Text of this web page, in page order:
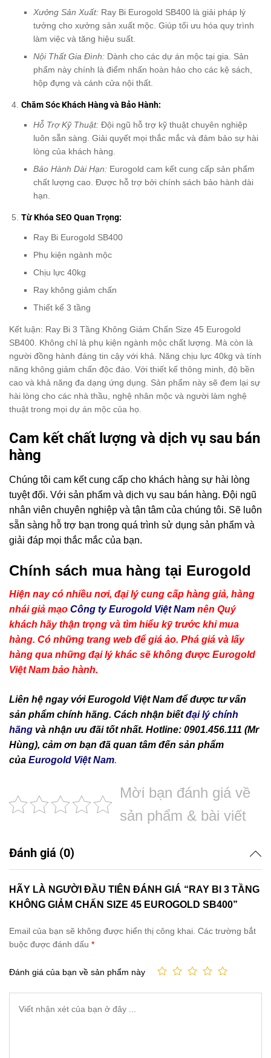
Xưởng Sản Xuất: Ray Bi Eurogold SB400 là giải pháp lý
tưởng cho xưởng sản xuất mộc. Giúp tối ưu hóa quy trình
làm việc và tăng hiệu suất.
Nội Thất Gia Đình: Dành cho các dự án mộc tại gia. Sản
phẩm này chính là điểm nhấn hoàn hảo cho các kệ sách,
hộp đựng và cánh cửa nội thất.
Chăm Sóc Khách Hàng và Bảo Hành:
Hỗ Trợ Kỹ Thuật: Đội ngũ hỗ trợ kỹ thuật chuyên nghiệp
luôn sẵn sàng. Giải quyết mọi thắc mắc và đảm bảo sự hài
lòng của khách hàng.
Bảo Hành Dài Hạn: Eurogold cam kết cung cấp sản phẩm
chất lượng cao. Được hỗ trợ bởi chính sách bảo hành dài
hạn.
Từ Khóa SEO Quan Trọng:
Ray Bi Eurogold SB400
Phụ kiện ngành mộc
Chịu lực 40kg
Ray không giảm chấn
Thiết kế 3 tầng
Kết luận: Ray Bi 3 Tầng Không Giảm Chấn Size 45 Eurogold
SB400. Không chỉ là phụ kiện ngành mộc chất lượng. Mà còn là
người đồng hành đáng tin cậy với khả. Năng chịu lực 40kg và tính
năng không giảm chấn độc đáo. Với thiết kế thông minh, độ bền
cao và khả năng đa dạng ứng dụng. Sản phẩm này sẽ đem lại sự
hài lòng cho các nhà thầu, nghệ nhân mộc và người làm nghệ
thuật trong mọi dự án mộc của họ.
Cam kết chất lượng và dịch vụ sau bán
hàng
Chúng tôi cam kết cung cấp cho khách hàng sự hài lòng
tuyệt đối. Với sản phẩm và dịch vụ sau bán hàng. Đội ngũ
nhân viên chuyên nghiệp và tận tâm của chúng tôi. Sẽ luôn
sẵn sàng hỗ trợ bạn trong quá trình sử dụng sản phẩm và
giải đáp mọi thắc mắc của bạn.
Chính sách mua hàng tại Eurogold
Hiện nay có nhiều nơi, đại lý cung cấp hàng giả, hàng
nhái giả mạo Công ty Eurogold Việt Nam nên Quý
khách hãy thận trọng và tìm hiểu kỹ trước khi mua
hàng. Có những trang web để giá ảo. Phá giá và lấy
hàng qua những đại lý khác sẽ không được Eurogold
Việt Nam bảo hành.
Liên hệ ngay với Eurogold Việt Nam để được tư vấn
sản phẩm chính hãng. Cách nhận biết đại lý chính
hãng và nhận ưu đãi tốt nhất. Hotline: 0901.456.111 (Mr
Hùng), cảm ơn bạn đã quan tâm đến sản phẩm
của Eurogold Việt Nam.
Mời bạn đánh giá về
sản phẩm & bài viết
Đánh giá (0)
HÃY LÀ NGƯỜI ĐẦU TIÊN ĐÁNH GIÁ “RAY BI 3 TẦNG
KHÔNG GIẢM CHẤN SIZE 45 EUROGOLD SB400”
Email của bạn sẽ không được hiển thị công khai. Các trường bắt
buộc được đánh dấu *
Đánh giá của bạn về sản phẩm này